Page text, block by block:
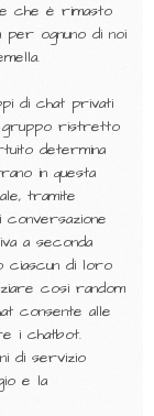
che è rimasto
ognuno di noi
di chat privati
gruppo ristretto
determina
in questa
tramite
a seconda
ciascun di loro
cosi random
consente alle
i chatbot.
di servizio
e la